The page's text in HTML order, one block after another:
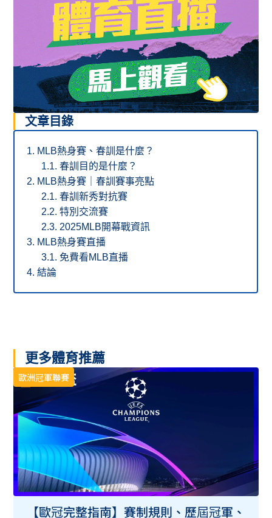
文章目錄
MLB熱身賽、春訓是什麼？
春訓目的是什麼？
MLB熱身賽｜春訓賽事亮點
春訓新秀對抗賽
特別交流賽
2025MLB開幕戰資訊
MLB熱身賽直播
免費看MLB直播
結論
更多體育推薦
歐洲冠軍聯賽
【歐冠完整指南】賽制規則、歷屆冠軍、